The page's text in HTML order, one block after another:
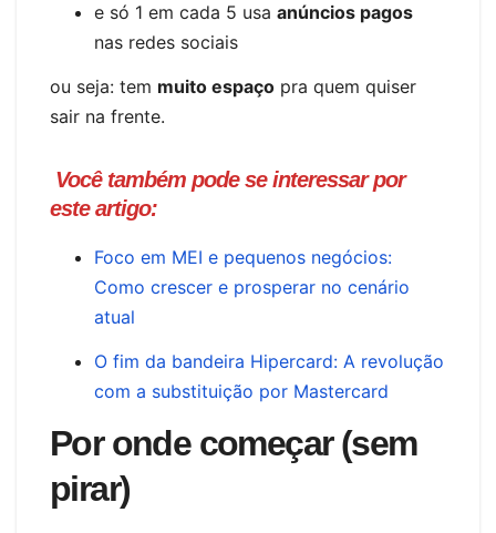
e só 1 em cada 5 usa anúncios pagos
nas redes sociais
ou seja: tem muito espaço pra quem quiser
sair na frente.
Você também pode se interessar por
este artigo:
Foco em MEI e pequenos negócios:
Como crescer e prosperar no cenário
atual
O fim da bandeira Hipercard: A revolução
com a substituição por Mastercard
Por onde começar (sem
pirar)